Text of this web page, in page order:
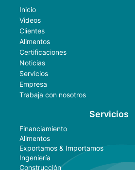
Inicio
Videos
Clientes
Alimentos
Certificaciones
Noticias
Servicios
Empresa
Trabaja con nosotros
Servicios
Financiamiento
Alimentos
Exportamos & Importamos
Ingeniería
Construcción